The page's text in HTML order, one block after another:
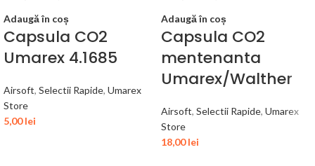
Adaugă în coș
Capsula CO2
Umarex 4.1685
Airsoft, Selectii Rapide, Umarex
Store
5,00lei
Adaugă în coș
Capsula CO2
mentenanta
Umarex/Walther
Airsoft, Selectii Rapide, Umarex
Store
18,00lei